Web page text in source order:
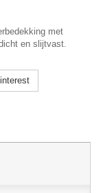
met
en slijtvast.